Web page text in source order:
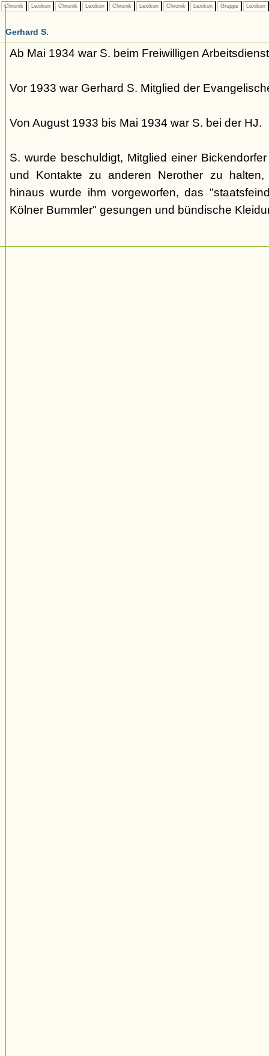
Chronik Lexikon Chronik Lexikon Chronik Lexikon Chronik Lexikon Gruppe Lexikon
Gerhard S.
Ab Mai 1934 war S. beim Freiwilligen
Vor 1933 war Gerhard S. Mitglied der
Von August 1933 bis Mai 1934 war S. bei der HJ.
S. wurde beschuldigt, Mitglied einer
und Kontakte zu anderen Nerother zu
hinaus wurde ihm vorgeworfen, das
Kölner Bummler" gesungen und bündische